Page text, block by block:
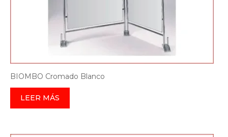
BIOMBO Cromado Blanco
LEER MÁS